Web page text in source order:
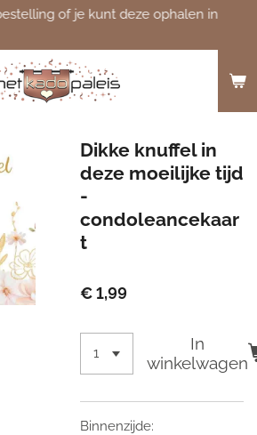
of je kunt deze ophalen in
Dikke knuffel in
deze moeilijke tijd
-
condoleancekaar
t
€ 1,99
In
winkelwagen
Binnenzijde: